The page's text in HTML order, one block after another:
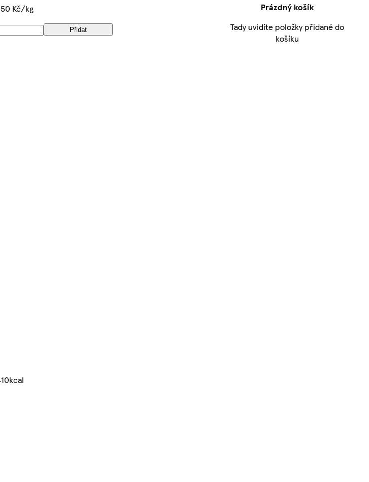
Kč/kg
Přidat
Prázdný košík
Tady uvidíte položky přidané do
košíku